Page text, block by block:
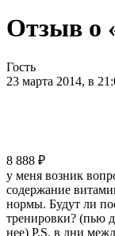
Отзыв о
Гость
23 марта 2014, в
8 888 ₽
у меня возник
содержание
нормы. Будут ли
тренировки? (пью
нее) P.S. в дни